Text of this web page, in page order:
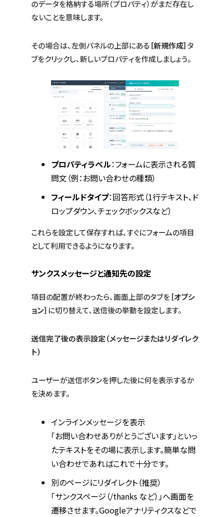
のデータを格納する場所（プロパティ）がまだ存在し
ないことを意味します。
その場合は、左側パネルの上部にある ［新規作成］タ
ブをクリックし、新しいプロパティを作成しましょう。
プロパティラベル：フォームに表示される質
問文（例：お問い合わせの種類）
フィールドタイプ：回答形式（1行テキスト、ド
ロップダウン、チェックボックスなど）
これらを設定して保存すれば、すぐにフォームの項目
として利用できるようになります。
サンクスメッセージと通知先の設定
項目の配置が終わったら、画面上部のタブを［オプシ
ョン］ に切り替えて、送信後の挙動を設定します。
送信完了後の表示設定（メッセージまたはリダイレク
ト）
ユーザーが送信ボタンを押した後に何を表示するか
を決めます。
インラインメッセージを表示
「お問い合わせありがとうございます」といっ
たテキストをその場に表示します。簡単な問
い合わせであればこれで十分です。
別のページにリダイレクト（推奨）
「サンクスページ（/thanks など）」へ画面を
遷移させます。Googleアナリティクスなどで